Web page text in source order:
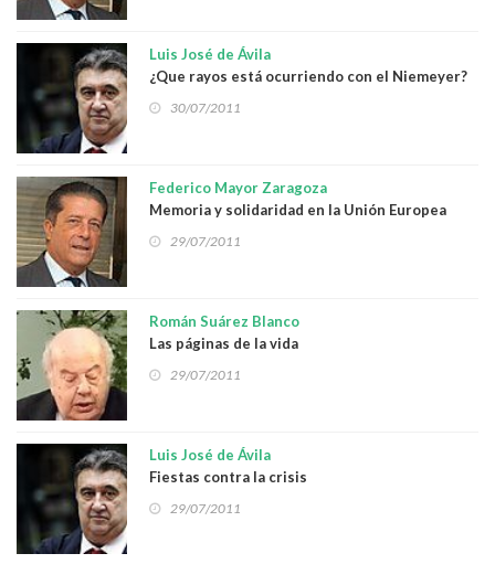
Luis José de Ávila
¿Que rayos está ocurriendo con el Niemeyer?
30/07/2011
Federico Mayor Zaragoza
Memoria y solidaridad en la Unión Europea
29/07/2011
Román Suárez Blanco
Las páginas de la vida
29/07/2011
Luis José de Ávila
Fiestas contra la crisis
29/07/2011